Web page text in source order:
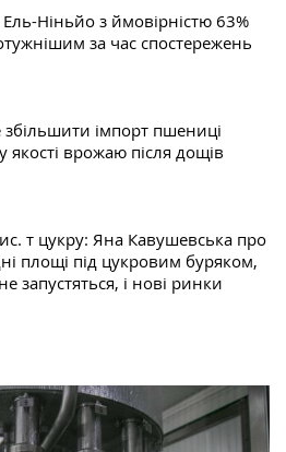
Ніньйо з ймовірністю 63%
за час спостережень
імпорт пшениці
якості врожаю після дощів
т цукру: Яна Кавушевська про
площі під цукровим буряком,
запустяться, і нові ринки